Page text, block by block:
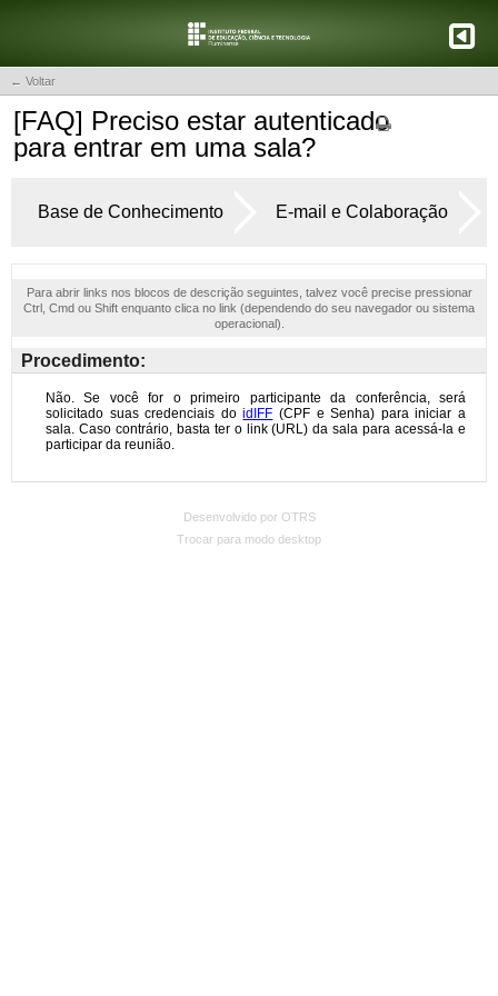
← Voltar
[FAQ] Preciso estar autenticado
para entrar em uma sala?
Base de Conhecimento E-mail e Colaboração
Para abrir links nos blocos de descrição seguintes, talvez você precise pressionar
Ctrl, Cmd ou Shift enquanto clica no link (dependendo do seu navegador ou sistema
operacional).
Procedimento:
Desenvolvido por OTRS
Trocar para modo desktop